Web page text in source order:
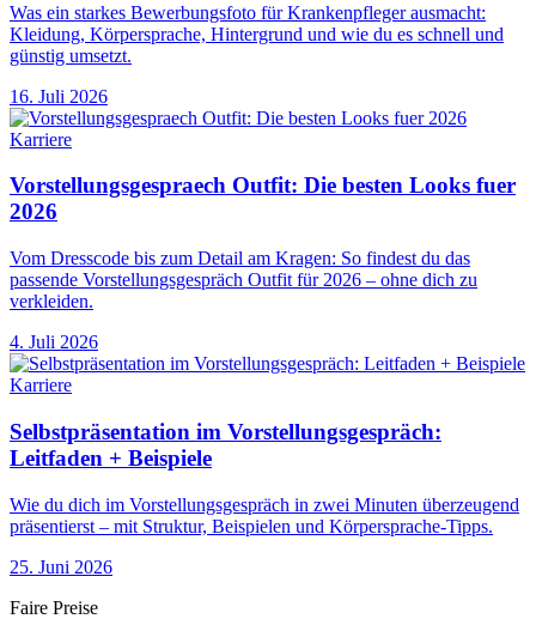
Was ein starkes Bewerbungsfoto für Krankenpfleger ausmacht:
Kleidung, Körpersprache, Hintergrund und wie du es schnell und
günstig umsetzt.
16. Juli 2026
Karriere
Vorstellungsgespraech Outfit: Die besten Looks fuer
2026
Vom Dresscode bis zum Detail am Kragen: So findest du das
passende Vorstellungsgespräch Outfit für 2026 – ohne dich zu
verkleiden.
4. Juli 2026
Karriere
Selbstpräsentation im Vorstellungsgespräch:
Leitfaden + Beispiele
Wie du dich im Vorstellungsgespräch in zwei Minuten überzeugend
präsentierst – mit Struktur, Beispielen und Körpersprache-Tipps.
25. Juni 2026
Faire Preise